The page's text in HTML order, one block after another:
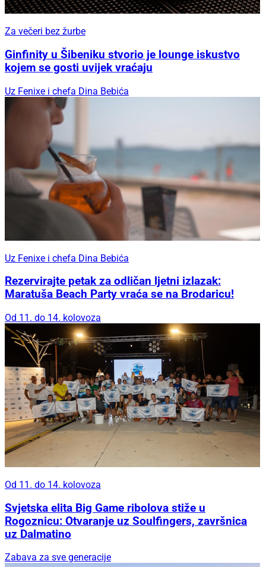
Za večeri bez žurbe
Ginfinity u Šibeniku stvorio je lounge iskustvo
kojem se gosti uvijek vraćaju
Uz Fenixe i chefa Dina Bebića
Uz Fenixe i chefa Dina Bebića
Rezervirajte petak za odličan ljetni izlazak:
Maratuša Beach Party vraća se na Brodaricu!
Od 11. do 14. kolovoza
Od 11. do 14. kolovoza
Svjetska elita Big Game ribolova stiže u
Rogoznicu: Otvaranje uz Soulfingers, završnica
uz Dalmatino
Zabava za sve generacije